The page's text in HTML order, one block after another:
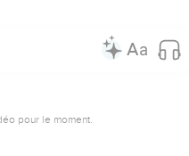
pour le moment.